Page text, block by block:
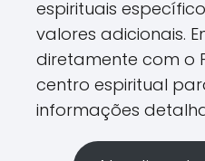
espirituais
valores adicionais.
diretamente com o
centro espiritual
informações